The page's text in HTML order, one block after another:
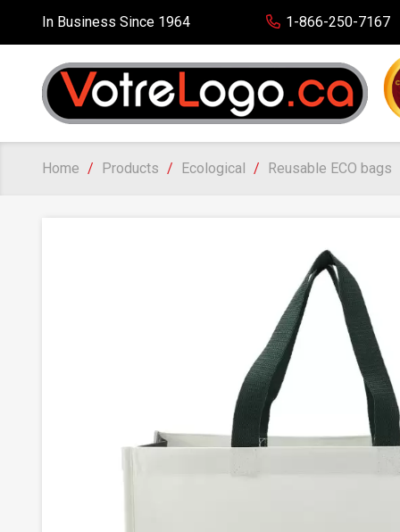
In Business Since 1964 1-866-250-7167
Home Products Ecological Reusable ECO bags